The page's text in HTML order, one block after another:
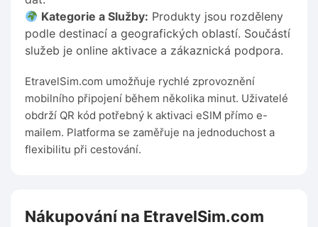
Kategorie a Služby: Produkty jsou rozděleny
podle destinací a geografických oblastí. Součástí
služeb je online aktivace a zákaznická podpora.
EtravelSim.com umožňuje rychlé zprovoznění
mobilního připojení během několika minut. Uživatelé
obdrží QR kód potřebný k aktivaci eSIM přímo e-
mailem. Platforma se zaměřuje na jednoduchost a
flexibilitu při cestování.
Nákupování na EtravelSim.com